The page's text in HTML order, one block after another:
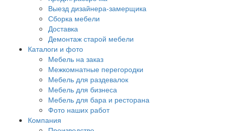
Выезд дизайнера-замерщика
Сборка мебели
Доставка
Демонтаж старой мебели
Каталоги и фото
Мебель на заказ
Межкомнатные перегородки
Мебель для раздевалок
Мебель для бизнеса
Мебель для бара и ресторана
Фото наших работ
Компания